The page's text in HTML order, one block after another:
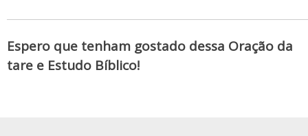
Espero que tenham gostado dessa Oração da
tare e Estudo Bíblico!